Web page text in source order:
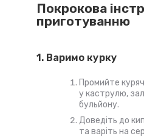
Покрокова
приготуванню
1. Варимо курку
Промийте
у каструлю,
бульйону.
Доведіть до
та варіть на